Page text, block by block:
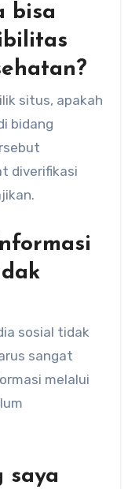
bisa
situs, apakah
bidang
diverifikasi
sosial tidak
sangat
melalui
saya